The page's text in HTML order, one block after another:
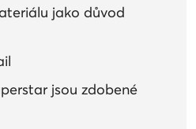
jako důvod
jsou zdobené